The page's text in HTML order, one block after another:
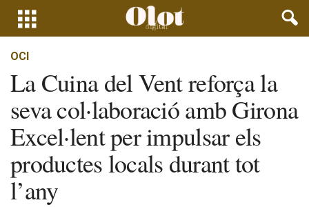
OCI
La Cuina del Vent reforça la
seva col·laboració amb Girona
Excel·lent per impulsar els
productes locals durant tot
l’any